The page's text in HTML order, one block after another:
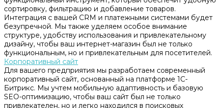
сортировку, фильтрацию и добавление товаров.
Интеграция с вашей CRM и платежными системами будет
безупречной. Мы также уделяем особое внимание
структуре, удобству использования и привлекательному
дизайну, чтобы ваш интернет-магазин был не только
функциональным, но и привлекательным для посетителей.
Корпоративный сайт
Для вашего предприятия мы разработаем современный
корпоративный сайт, основанный на платформе 1С-
Битрикс. Мы учтем мобильную адаптивность и базовую
SEO-оптимизацию, чтобы ваш сайт был не только
привлекателен, но и легко находился в поисковых